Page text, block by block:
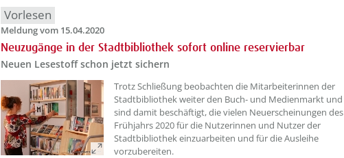
Vorlesen
Meldung vom 15.04.2020
Neuzugänge in der Stadtbibliothek sofort online reservierbar
Neuen Lesestoff schon jetzt sichern
Trotz Schließung beobachten die Mitarbeiterinnen der
Stadtbibliothek weiter den Buch- und Medienmarkt und
sind damit beschäftigt, die vielen Neuerscheinungen des
Frühjahrs 2020 für die Nutzerinnen und Nutzer der
Stadtbibliothek einzuarbeiten und für die Ausleihe
vorzubereiten.